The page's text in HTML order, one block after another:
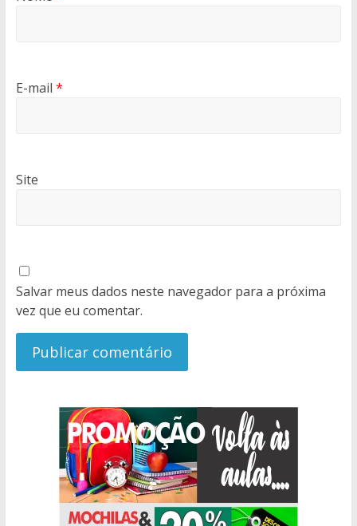
E-mail *
Site
Salvar meus dados neste navegador para a próxima
vez que eu comentar.